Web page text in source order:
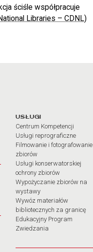
ściśle współpracuje
Libraries – CDNL)
USŁUGI
Centrum Kompetencji
Usługi reprograficzne
Filmowanie i fotografowanie
zbiorów
Usługi konserwatorskiej
ochrony zbiorów
Wypożyczanie zbiorów na
wystawy
Wywóz materiałów
bibliotecznych za granicę
Edukacyjny Program
Zwiedzania